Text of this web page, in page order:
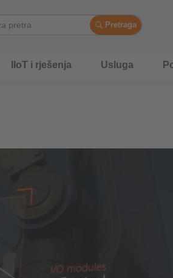
Pretraga
IIoT i rješenja Usluga